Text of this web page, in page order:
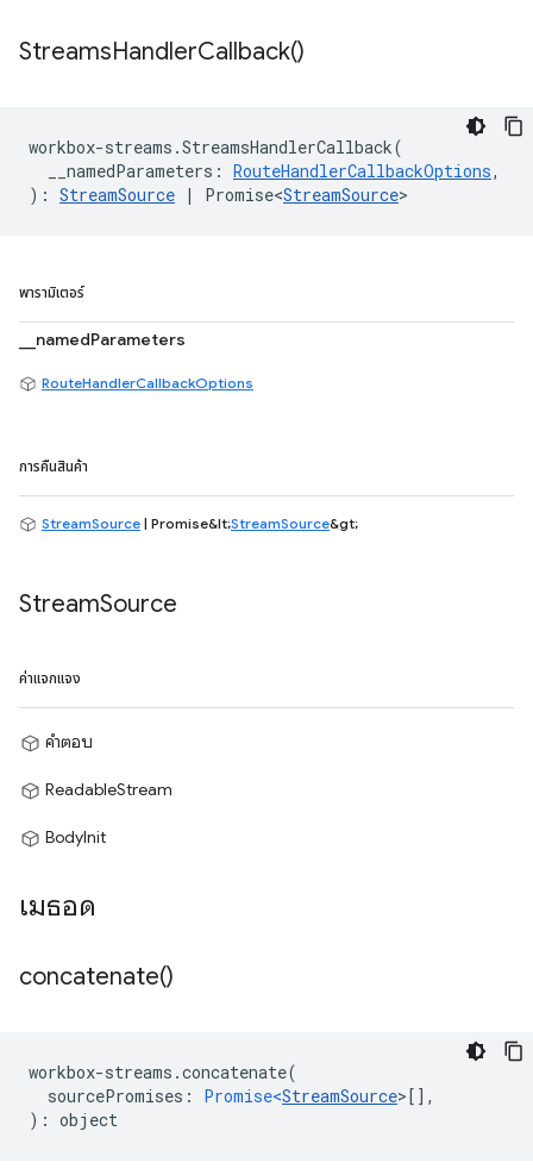
StreamsHandlerCallback()
workbox-streams .StreamsHandlerCallback(
__namedParameters : RouteHandlerCallbackOptions,
) : StreamSource | Promise<StreamSource>
พารามิเตอร์
__namedParameters
RouteHandlerCallbackOptions
การคืนสินค้า
StreamSource | Promise&lt;StreamSource&gt;
StreamSource
ค่าแจกแจง
คำตอบ
ReadableStream
BodyInit
เมธอด
concatenate()
workbox-streams .concatenate(
sourcePromises : Promise<StreamSource>[],
) : object